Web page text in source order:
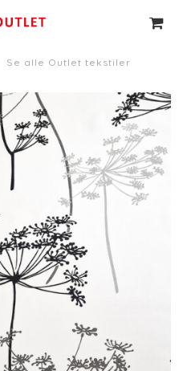
Se alle Outlet tekstiler